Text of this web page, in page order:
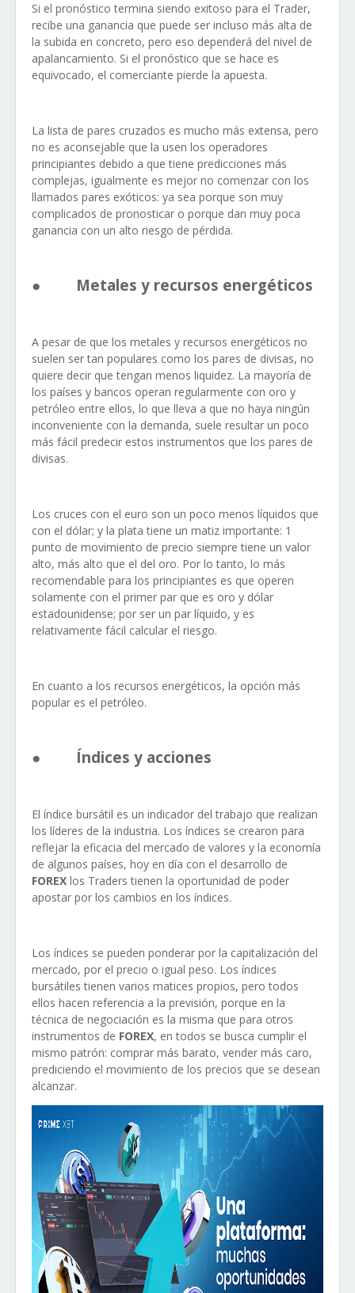
Si el pronóstico termina siendo exitoso para el Trader,
recibe una ganancia que puede ser incluso más alta de
la subida en concreto, pero eso dependerá del nivel de
apalancamiento. Si el pronóstico que se hace es
equivocado, el comerciante pierde la apuesta.
La lista de pares cruzados es mucho más extensa, pero
no es aconsejable que la usen los operadores
principiantes debido a que tiene predicciones más
complejas, igualmente es mejor no comenzar con los
llamados pares exóticos: ya sea porque son muy
complicados de pronosticar o porque dan muy poca
ganancia con un alto riesgo de pérdida.
● Metales y recursos energéticos
A pesar de que los metales y recursos energéticos no
suelen ser tan populares como los pares de divisas, no
quiere decir que tengan menos liquidez. La mayoría de
los países y bancos operan regularmente con oro y
petróleo entre ellos, lo que lleva a que no haya ningún
inconveniente con la demanda, suele resultar un poco
más fácil predecir estos instrumentos que los pares de
divisas.
Los cruces con el euro son un poco menos líquidos que
con el dólar; y la plata tiene un matiz importante: 1
punto de movimiento de precio siempre tiene un valor
alto, más alto que el del oro. Por lo tanto, lo más
recomendable para los principiantes es que operen
solamente con el primer par que es oro y dólar
estadounidense; por ser un par líquido, y es
relativamente fácil calcular el riesgo.
En cuanto a los recursos energéticos, la opción más
popular es el petróleo.
● Índices y acciones
El índice bursátil es un indicador del trabajo que realizan
los líderes de la industria. Los índices se crearon para
reflejar la eficacia del mercado de valores y la economía
de algunos países, hoy en día con el desarrollo de
FOREX los Traders tienen la oportunidad de poder
apostar por los cambios en los índices.
Los índices se pueden ponderar por la capitalización del
mercado, por el precio o igual peso. Los índices
bursátiles tienen varios matices propios, pero todos
ellos hacen referencia a la previsión, porque en la
técnica de negociación es la misma que para otros
instrumentos de FOREX, en todos se busca cumplir el
mismo patrón: comprar más barato, vender más caro,
prediciendo el movimiento de los precios que se desean
alcanzar.